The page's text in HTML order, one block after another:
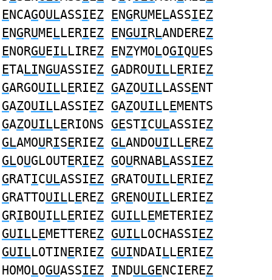
ENCAGOULASSIEZ ENGRUMELASSIEZ
ENGRUMELLERIEZ ENGUIRLANDEREZ
ENORGUEILLIREZ ENZYMOLOGIQUES
ETALINGUASSIEZ GADROUILLERIEZ
GARGOUILLERIEZ GAZOUILLASSENT
GAZOUILLASSIEZ GAZOUILLEMENTS
GAZOUILLERIONS GESTICULASSIEZ
GLAMOURISERIEZ GLANDOUILLEREZ
GLOUGLOUTERIEZ GOURNABLASSIEZ
GRATICULASSIEZ GRATOUILLERIEZ
GRATTOUILLEREZ GRENOUILLERIEZ
GRIBOUILLERIEZ GUILLEMETERIEZ
GUILLEMETTEREZ GUILLOCHASSIEZ
GUILLOTINERIEZ GUINDAILLERIEZ
HOMOLOGUASSIEZ INDULGENCIEREZ